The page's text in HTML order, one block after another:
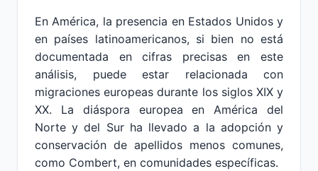
En América, la presencia en Estados Unidos y
en países latinoamericanos, si bien no está
documentada en cifras precisas en este
análisis, puede estar relacionada con
migraciones europeas durante los siglos XIX y
XX. La diáspora europea en América del
Norte y del Sur ha llevado a la adopción y
conservación de apellidos menos comunes,
como Combert, en comunidades específicas.